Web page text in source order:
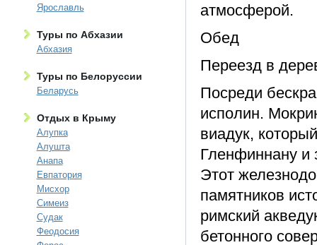
Ярославль
Туры по Абхазии
Абхазия
Туры по Белоруссии
Беларусь
Отдых в Крыму
Алупка
Алушта
Анапа
Евпатория
Мисхор
Симеиз
Судак
Феодосия
атмосферой.
Обед
Переезд в
Посреди
исполин.
виадук,
Гленфиннану и
Этот
памятников
римский
бетонного